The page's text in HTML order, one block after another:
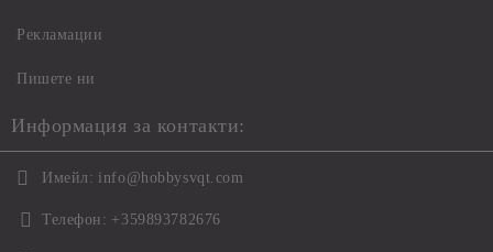
Рекламации
Пишете ни
Информация за контакти:
Имейл: info@hobbysvqt.com
Телефон: +359893782676